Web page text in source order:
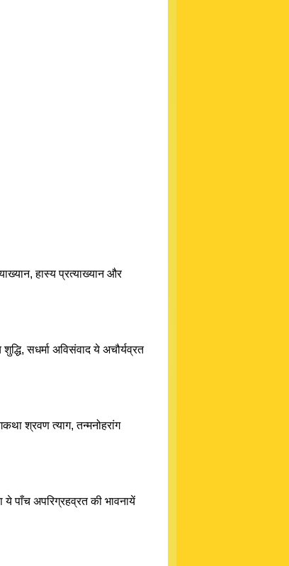
हास्य प्रत्याख्यान और
शुद्धि, सधर्मा अविसंवाद ये अचौर्यव्रत
श्रवण त्याग, तन्मनोहरांग
ये पाँच अपरिग्रहव्रत की भावनायें